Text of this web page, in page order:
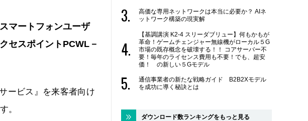
マートフォンユーザ
セスポイントPCWL－
ービス』を来客者向け
。
高価な専用ネットワークは本当に必要か？ AIネ
ットワーク構築の現実解
【基調講演 K2-4 スリーダブリュー】何もかもが
革命！ゲームチェンジャー無線機がローカル５G
市場の既存概念を破壊する！！ コアサーバー不
要！毎年のライセンス費用も不要！でも、超安
価！ の新しい５Gモデル
通信事業者の新たな戦略ガイド B2B2Xモデル
を成功に導く秘訣とは
ダウンロード数ランキングをもっと見る